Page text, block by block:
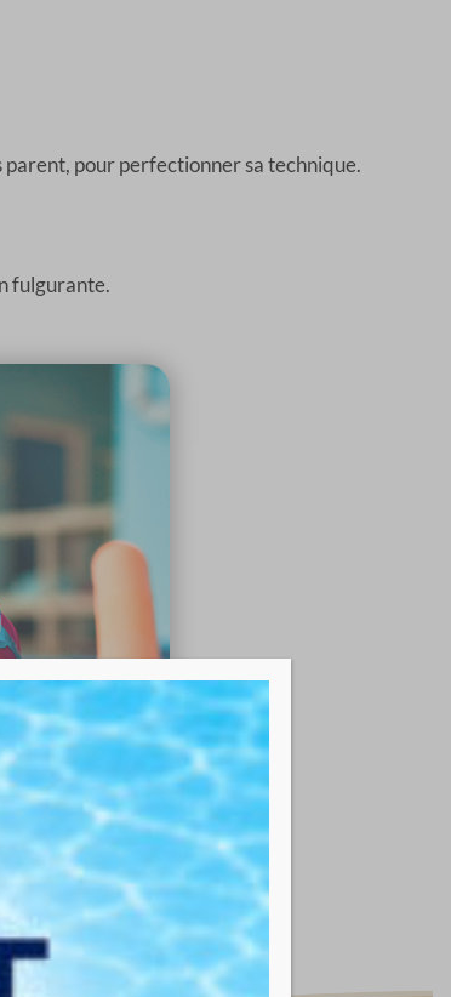
parent, pour perfectionner sa technique.
fulgurante.